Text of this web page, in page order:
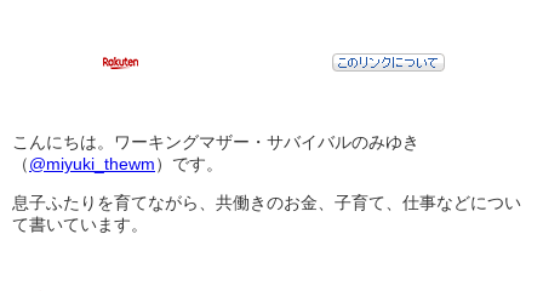
こんにちは。ワーキングマザー・サバイバルのみゆき
（ @miyuki_thewm ）です。
息子ふたりを育てながら、共働きのお金、子育て、仕事などについ
て書いています。